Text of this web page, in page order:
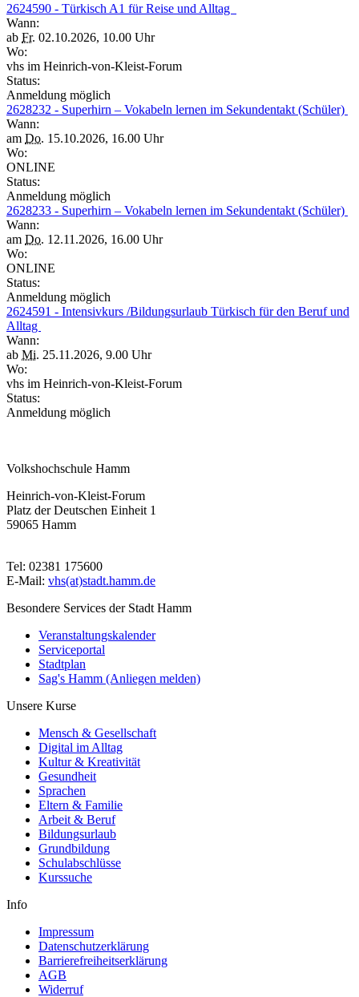
2624590 - Türkisch A1 für Reise und Alltag
Wann:
ab Fr. 02.10.2026, 10.00 Uhr
Wo:
vhs im Heinrich-von-Kleist-Forum
Status:
Anmeldung möglich
2628232 - Superhirn – Vokabeln lernen im Sekundentakt (Schüler)
Wann:
am Do. 15.10.2026, 16.00 Uhr
Wo:
ONLINE
Status:
Anmeldung möglich
2628233 - Superhirn – Vokabeln lernen im Sekundentakt (Schüler)
Wann:
am Do. 12.11.2026, 16.00 Uhr
Wo:
ONLINE
Status:
Anmeldung möglich
2624591 - Intensivkurs /Bildungsurlaub Türkisch für den Beruf und
Alltag
Wann:
ab Mi. 25.11.2026, 9.00 Uhr
Wo:
vhs im Heinrich-von-Kleist-Forum
Status:
Anmeldung möglich
Volkshochschule Hamm
Heinrich-von-Kleist-Forum
Platz der Deutschen Einheit 1
59065 Hamm
Tel: 02381 175600
E-Mail: vhs(at)stadt.hamm.de
Besondere Services der Stadt Hamm
Veranstaltungskalender
Serviceportal
Stadtplan
Sag's Hamm (Anliegen melden)
Unsere Kurse
Mensch & Gesellschaft
Digital im Alltag
Kultur & Kreativität
Gesundheit
Sprachen
Eltern & Familie
Arbeit & Beruf
Bildungsurlaub
Grundbildung
Schulabschlüsse
Kurssuche
Info
Impressum
Datenschutzerklärung
Barrierefreiheitserklärung
AGB
Widerruf